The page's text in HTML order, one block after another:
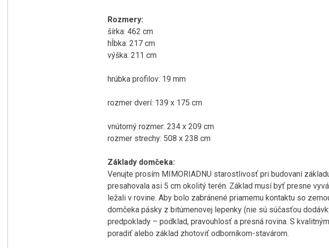
Rozmery:
šírka: 462 cm
hĺbka: 217 cm
výška: 211 cm
hrúbka profilov: 19 mm
rozmer dverí: 139 x 175 cm
vnútorný rozmer: 234 x 209 cm
rozmer strechy: 508 x 238 cm
Základy domčeka:
Venujte prosím MIMORIADNU starostlivosť pri budovaní
presahovala asi 5 cm okolitý terén. Základ musí byť presne
ležali v rovine. Aby bolo zabránené priamemu kontaktu so
domčeka pásky z bitúmenovej lepenky (nie sú súčasťou
predpoklady – podklad, pravouhlosť a presná rovina. S
poradiť alebo základ zhotoviť odborníkom-stavárom.